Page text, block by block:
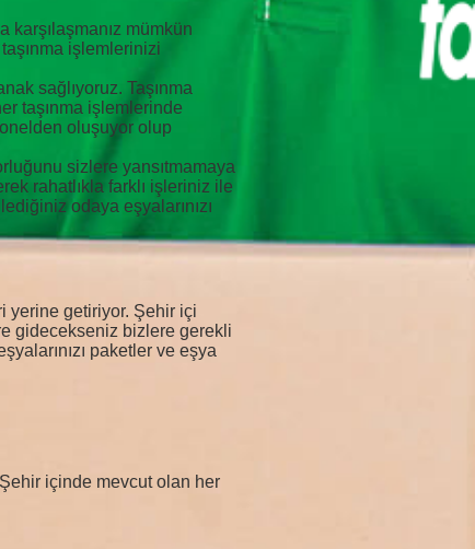
karşılaşmanız mümkün
işlemlerinizi
sağlıyoruz. Taşınma
taşınma işlemlerinde
oluşuyor olup
sizlere yansıtmamaya
rahatlıkla farklı işleriniz ile
odaya eşyalarınızı
yerine getiriyor. Şehir içi
gidecekseniz bizlere gerekli
paketler ve eşya
içinde mevcut olan her